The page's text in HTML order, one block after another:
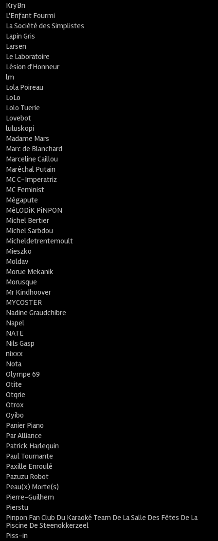
KryBn
L'Enfant Fourmi
La Société des Simplistes
Lapin Gris
Larsen
Le Laboratoire
Lésion d'Honneur
lm
Lola Poireau
LoLo
Lolo Tuerie
Lovebot
luluskopi
Madame Mars
Marc de Blanchard
Marceline Caillou
Maréchal Putain
MC C-Imperatriz
MC Feminist
Mégapute
MéLODiK PiNPON
Michel Bertier
Michel Sarbdou
Micheldetrentemoult
Mieszko
Moldav
Morue Mekanik
Morusque
Mr Kindhoover
MYCOSTER
Nadine Graudchibre
Napel
NATE
Nils Gasp
nixxx
Nota
Olympe 69
Otite
Otqrie
Otrox
Oyibo
Panier Piano
Par Alliance
Patrick Harlequin
Paul Tournante
Paxille Enroulé
Pazuzu Robot
Peau(x) Morte(s)
Pierre-Guilhem
Pierstu
Pinpon Fan Club Du Karaoké Team De La Salle Des Fêtes De La
Piscine De Steenokkerzeel
Piss-in